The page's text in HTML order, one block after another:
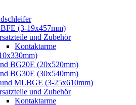
(3-19x457mm)
und Zubehör
Kontaktarme
BG20E (20x520mm)
BG30E (30x540mm)
MLBGE (3-25x610mm)
und Zubehör
Kontaktarme